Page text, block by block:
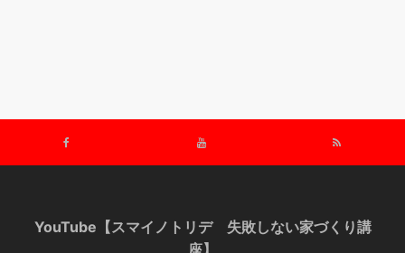
YouTube【スマイノトリデ 失敗しない家づくり講
座】